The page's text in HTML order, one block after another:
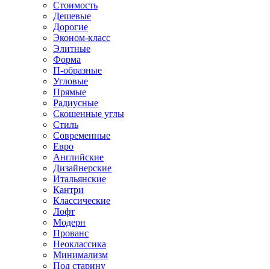
Стоимость
Дешевые
Дорогие
Эконом-класс
Элитные
Форма
П-образные
Угловые
Прямые
Радиусные
Скошенные углы
Стиль
Современные
Евро
Английские
Дизайнерские
Итальянские
Кантри
Классические
Лофт
Модерн
Прованс
Неоклассика
Минимализм
Под старину